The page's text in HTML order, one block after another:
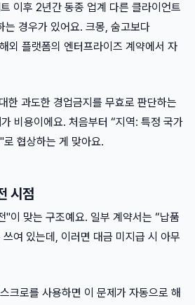
이후 2년간 동종 업계 다른 클라이언트
는 경우가 있어요. 크몽, 숨고보다
플랫폼의 엔터프라이즈 계약에서 자
한 과도한 경업금지를 무효로 판단하는
비용이에요. 처음부터 “지역: 특정 국가
협상하는 게 맞아요.
시점
"이 맞는 구조예요. 일부 계약서는 “납품
여 있는데, 이러면 대금 미지급 시 아무
크로를 사용하면 이 문제가 자동으로 해